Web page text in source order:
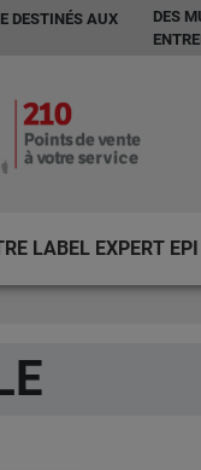
DESTINÉS AUX
DES
LABEL EXPERT EPI